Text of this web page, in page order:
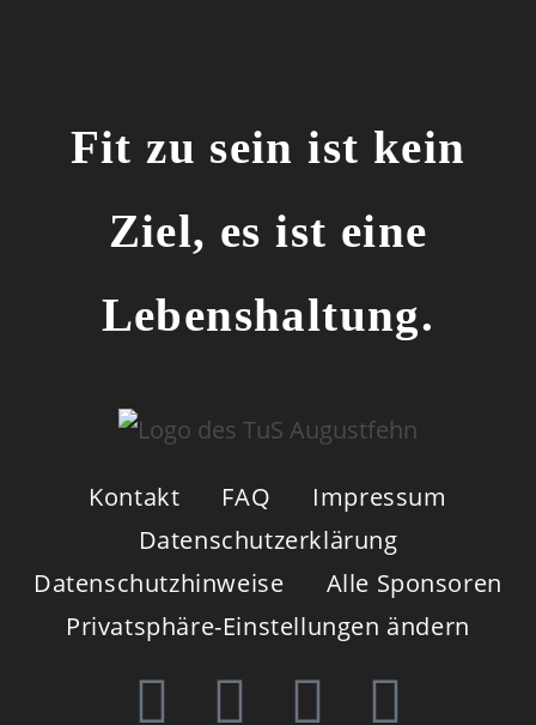
Fit zu sein ist kein
Ziel, es ist eine
Lebenshaltung.
Kontakt FAQ
Impressum
Datenschutzerklärung
Datenschutzhinweise
Alle Sponsoren
Privatsphäre-Einstellungen ändern